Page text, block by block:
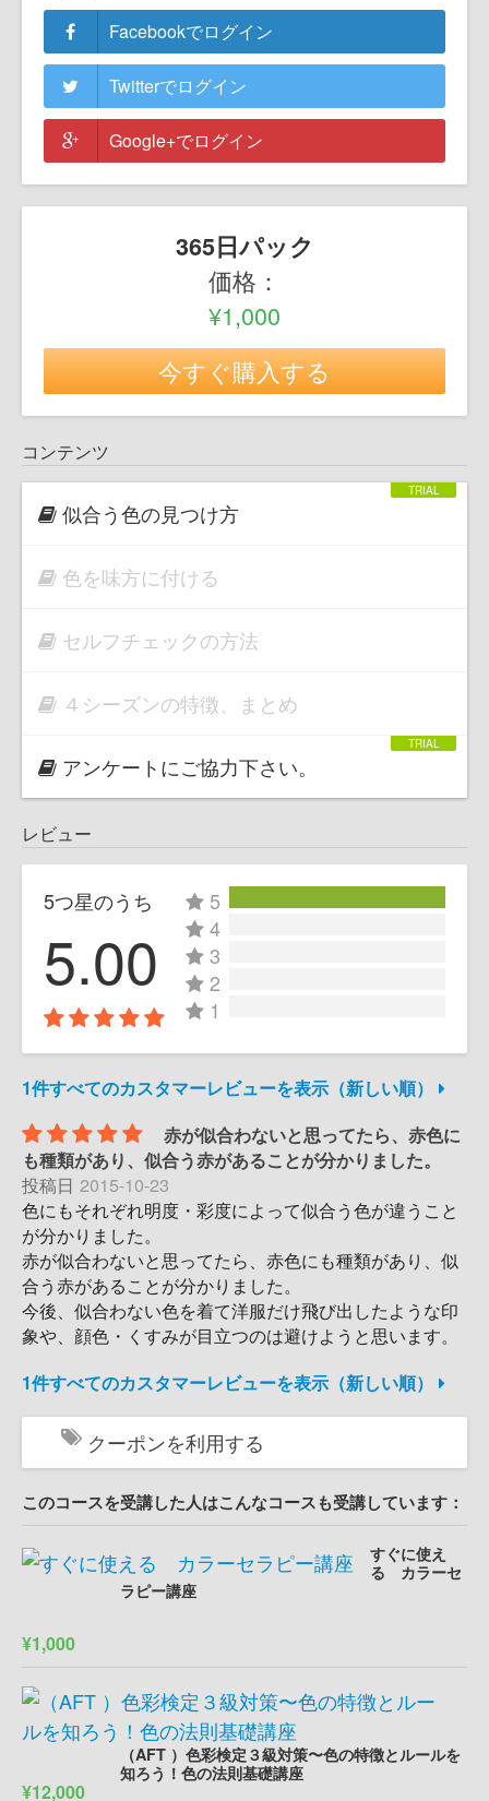
Facebookでログイン
Twitterでログイン
Google+でログイン
365日パック
価格：
¥1,000
今すぐ購入する
コンテンツ
似合う色の見つけ方
色を味方に付ける
セルフチェックの方法
４シーズンの特徴、まとめ
アンケートにご協力下さい。
レビュー
5つ星のうち
5.00
5
4
3
2
1
1件すべてのカスタマーレビューを表示（新しい順）
赤が似合わないと思ってたら、赤色に
も種類があり、似合う赤があることが分かりました。
投稿日 2015-10-23
色にもそれぞれ明度・彩度によって似合う色が違うこと
が分かりました。
赤が似合わないと思ってたら、赤色にも種類があり、似
合う赤があることが分かりました。
今後、似合わない色を着て洋服だけ飛び出したような印
象や、顔色・くすみが目立つのは避けようと思います。
1件すべてのカスタマーレビューを表示（新しい順）
クーポンを利用する
このコースを受講した人はこんなコースも受講しています：
すぐに使え
る カラーセ
ラピー講座
¥1,000
（AFT ）色彩検定３級対策〜色の特徴とルールを
知ろう！色の法則基礎講座
¥12,000